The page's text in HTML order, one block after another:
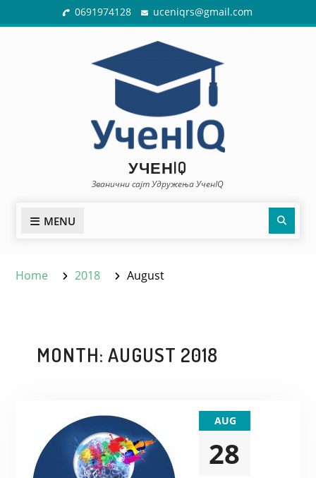
to
0691974128 uceniqrs@gmail.com
УЧЕНIQ
Званични сајт Удружења УченIQ
MENU
Home 2018 August
MONTH: AUGUST 2018
AUG
28